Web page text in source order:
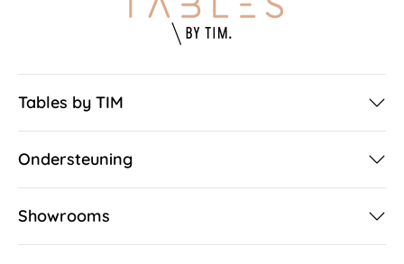
Tables by TIM
Ondersteuning
Showrooms